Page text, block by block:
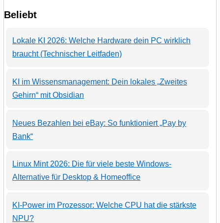
Beliebt
Lokale KI 2026: Welche Hardware dein PC wirklich
braucht (Technischer Leitfaden)
KI im Wissensmanagement: Dein lokales „Zweites
Gehirn“ mit Obsidian
Neues Bezahlen bei eBay: So funktioniert „Pay by
Bank“
Linux Mint 2026: Die für viele beste Windows-
Alternative für Desktop & Homeoffice
KI-Power im Prozessor: Welche CPU hat die stärkste
NPU?